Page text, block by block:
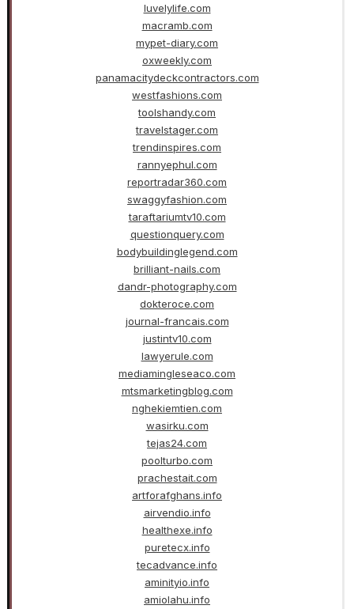
luvelylife.com
macramb.com
mypet-diary.com
oxweekly.com
panamacitydeckcontractors.com
westfashions.com
toolshandy.com
travelstager.com
trendinspires.com
rannyephul.com
reportradar360.com
swaggyfashion.com
taraftariumtv10.com
questionquery.com
bodybuildinglegend.com
brilliant-nails.com
dandr-photography.com
dokteroce.com
journal-francais.com
justintv10.com
lawyerule.com
mediamingleseaco.com
mtsmarketingblog.com
nghekiemtien.com
wasirku.com
tejas24.com
poolturbo.com
prachestait.com
artforafghans.info
airvendio.info
healthexe.info
puretecx.info
tecadvance.info
aminityio.info
amiolahu.info